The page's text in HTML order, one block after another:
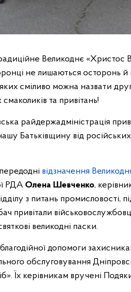
Великоднє «Христос
не лишаються осторонь й
сміливо можна назвати
та привітань!
райдержадміністрація
Батьківщину від російських
відзначення
РДА Олена Шевченко,
з питань промисловості,
привітали
великодні паски.
допомоги
обслуговування
Їх керівникам вручені